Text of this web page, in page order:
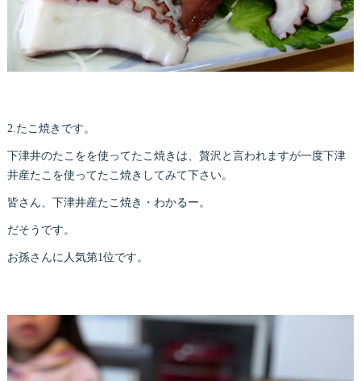
2.たこ焼きです。
下津井のたこをを使ってたこ焼きは、贅沢と言われますが一度下津
井産たこを使ってたこ焼きしてみて下さい。
皆さん、下津井産たこ焼き・わかるー。
だそうです。
お孫さんに人気第1位です。